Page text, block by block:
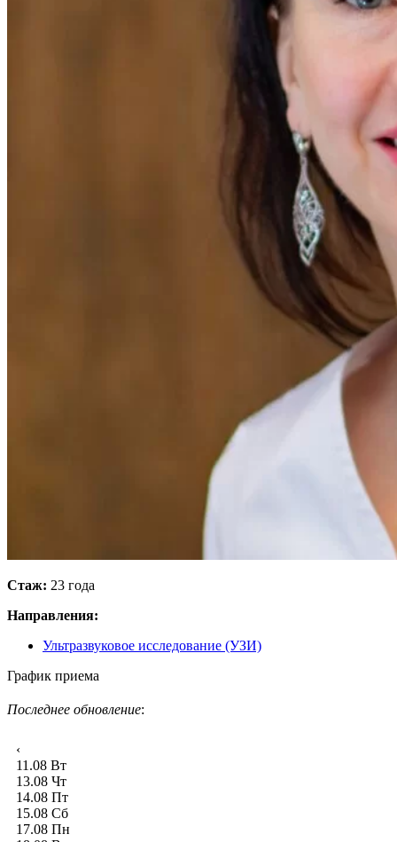
Стаж: 23 года
Направления:
Ультразвуковое исследование (УЗИ)
График приема
Последнее обновление:
‹
11.08 Вт
13.08 Чт
14.08 Пт
15.08 Сб
17.08 Пн